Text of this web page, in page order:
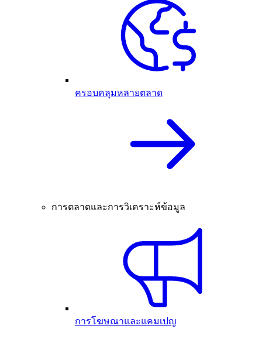
ครอบคลุมหลายตลาด
การตลาดและการวิเคราะห์ข้อมูล
การโฆษณาและแคมเปญ